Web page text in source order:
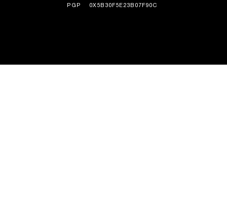
PGP 0X5B30F5E23B07F90C